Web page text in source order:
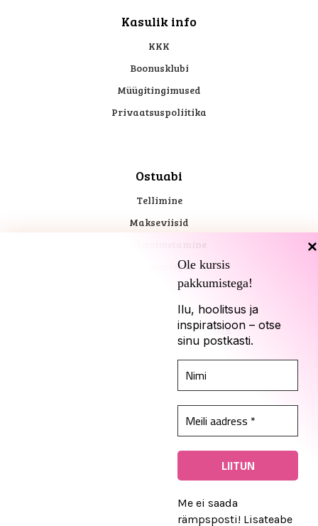
Ole kursis
pakkumistega!
Ilu, hoolitsus ja
inspiratsioon – otse
sinu postkasti.
Me ei saada
rämpsposti! Lisateabe
Kasulik info
KKK
Boonusklubi
Müügitingimused
Privaatsuspoliitika
Ostuabi
Tellimine
Makseviisid
Tagastusõigus
Kadari sotsiaalmeedias